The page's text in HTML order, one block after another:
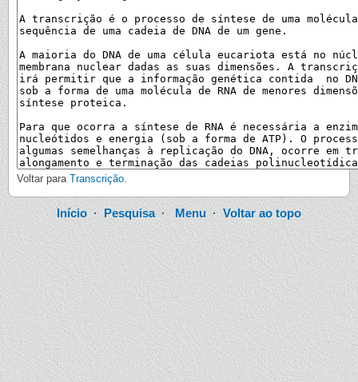
Voltar para Transcrição.
Início·Pesquisa·Menu ·Voltar ao topo